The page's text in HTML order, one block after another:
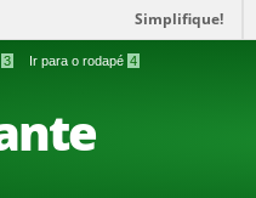
Simplifique!
3 Ir para o rodapé 4